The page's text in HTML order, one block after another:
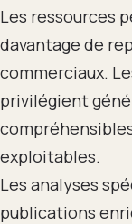
Les ressources
davantage de
commerciaux.
privilégient
exploitables.
Les analyses
publications